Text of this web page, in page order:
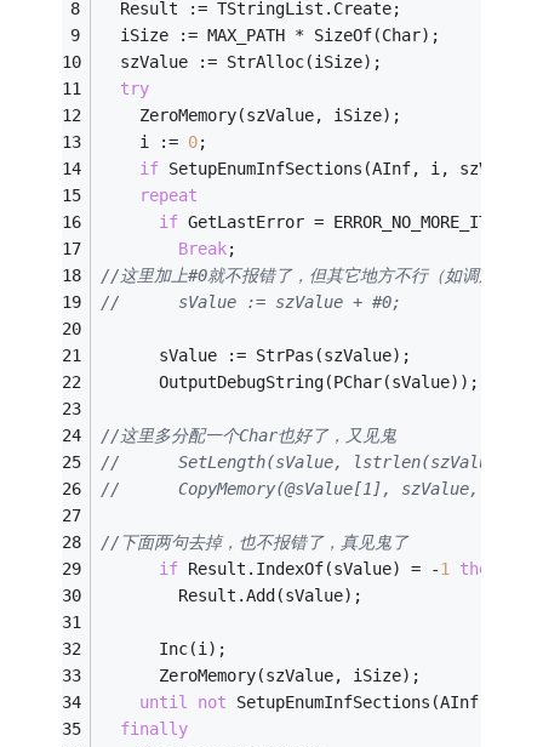
  Result := TStringList.Create;
  iSize := MAX_PATH * SizeOf(Char);
  szValue := StrAlloc(iSize);
try
    ZeroMemory(szValue, iSize);
    i :=
0;
if SetupEnumInfSections(AInf, i,
repeat
if GetLastError = ERROR_NO_MORE_ITEMS
Break;
//这里加上#0就不报错了，但其它地方不行（如调用
//      sValue := szValue + #0;
      sValue := StrPas(szValue);
      OutputDebugString(PChar(sValue));
//这里多分配一个Char也好了，又见鬼
//      SetLength(sValue, lstrlen(szValue) +
//      CopyMemory(@sValue[1], szValue,
//下面两句去掉，也不报错了，真见鬼了
if Result.IndexOf(sValue) = -1
then
        Result.Add(sValue);
      Inc(i);
      ZeroMemory(szValue, iSize);
until
not SetupEnumInfSections(AInf, i,
finally